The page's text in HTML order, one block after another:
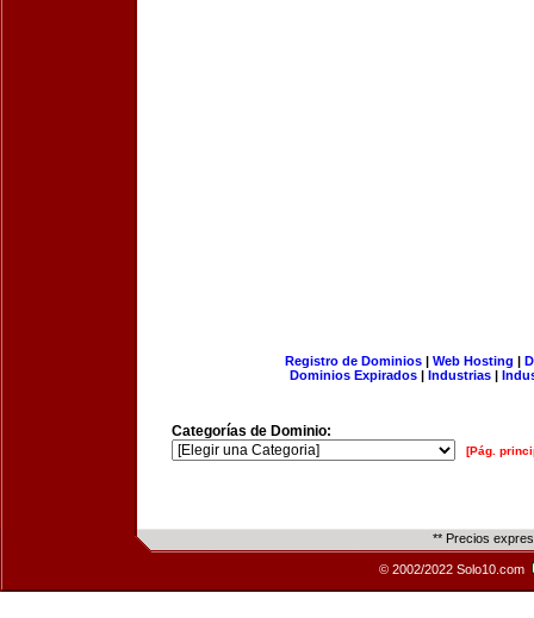
Registro de Dominios| Web Hosting |
Dominios Expirados | Industrias |
Categorías de Dominio:
[Pág.
** Precios
© 2002/2022 Solo10.com